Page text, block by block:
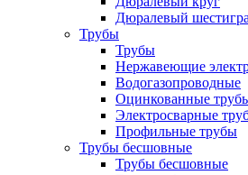
Дюралевый
Трубы
Трубы
Нержавеющие
Водогазопроводные
Оцинкованные
Электросварные
Профильные трубы
Трубы бесшовные
Трубы бесшовные